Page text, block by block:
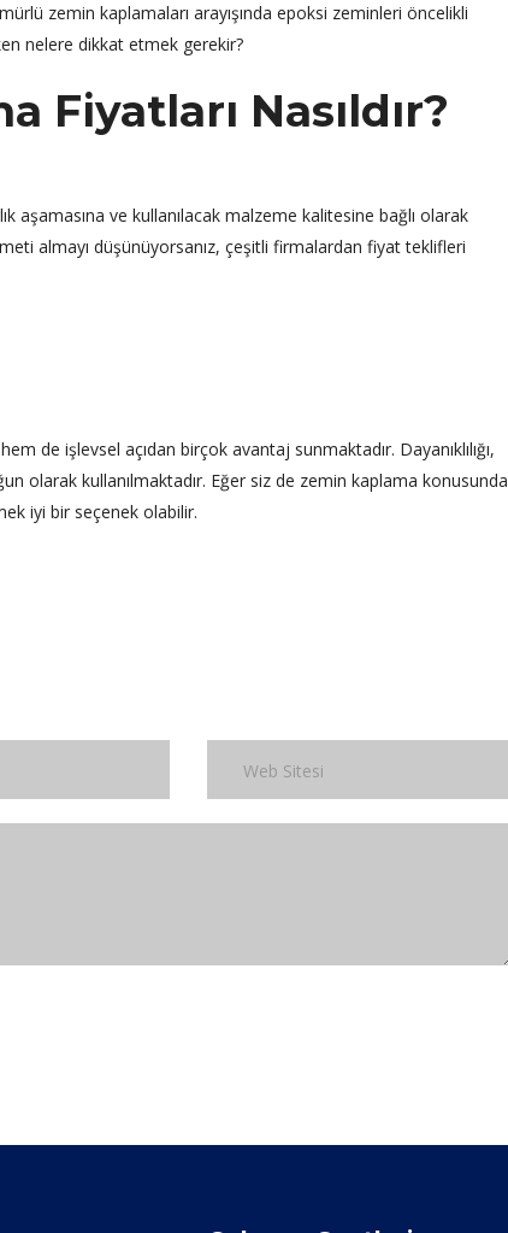
zemin kaplamaları arayışında epoksi zeminleri öncelikli
nelere dikkat etmek gerekir?
Fiyatları Nasıldır?
aşamasına ve kullanılacak malzeme kalitesine bağlı olarak
almayı düşünüyorsanız, çeşitli firmalardan fiyat teklifleri
de işlevsel açıdan birçok avantaj sunmaktadır. Dayanıklılığı,
olarak kullanılmaktadır. Eğer siz de zemin kaplama konusunda
iyi bir seçenek olabilir.